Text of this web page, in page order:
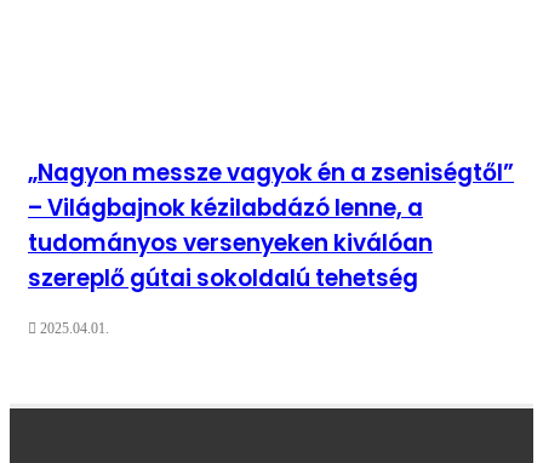
„Nagyon messze vagyok én a zseniségtől”
– Világbajnok kézilabdázó lenne, a
tudományos versenyeken kiválóan
szereplő gútai sokoldalú tehetség
2025.04.01.